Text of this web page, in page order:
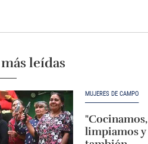
leídas
MUJERES DE CAMPO
"Cocinamos,
limpiamos y